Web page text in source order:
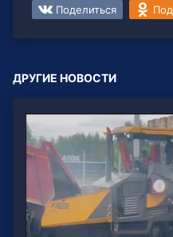
Поделиться
ДРУГИЕ НОВОСТИ